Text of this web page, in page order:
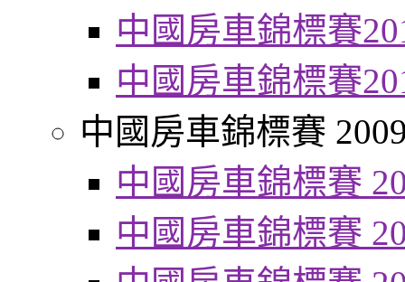
中國房車錦標賽
中國房車錦標賽
中國房車錦標賽
中國房車錦標賽
中國房車錦標賽